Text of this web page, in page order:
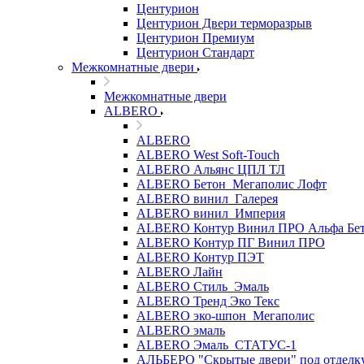
Центурион
Центурион Двери терморазрыв
Центурион Премиум
Центурион Стандарт
Межкомнатные двери
Межкомнатные двери
ALBERO
ALBERO
ALBERO West Soft-Touch
ALBERO Альянс ЦПЛ ТЛ
ALBERO Бетон_Мегаполис Лофт
ALBERO винил_Галерея
ALBERO винил_Империя
ALBERO Контур Винил ПРО Альфа
ALBERO Контур ПГ Винил ПРО
ALBERO Контур ПЭТ
ALBERO Лайн
ALBERO Стиль_Эмаль
ALBERO Тренд Эко Текс
ALBERO эко-шпон_Мегаполис
ALBERO эмаль
ALBERO Эмаль_СТАТУС-1
АЛЬБЕРО "Скрытые двери" под